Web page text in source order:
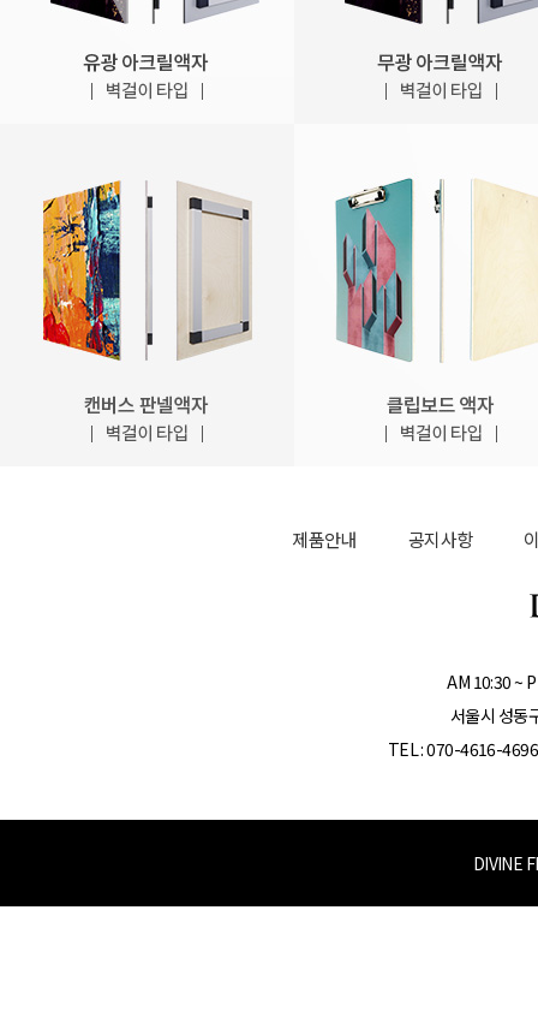
제품안내 공지사항
AM 10:30 ~
서울시 성동
TEL : 070-4616-
DIVINE